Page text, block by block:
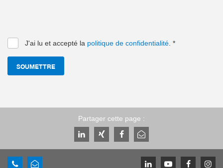
J'ai lu et accepté la politique de confidentialité *
SOUMETTRE
Partager cette page :